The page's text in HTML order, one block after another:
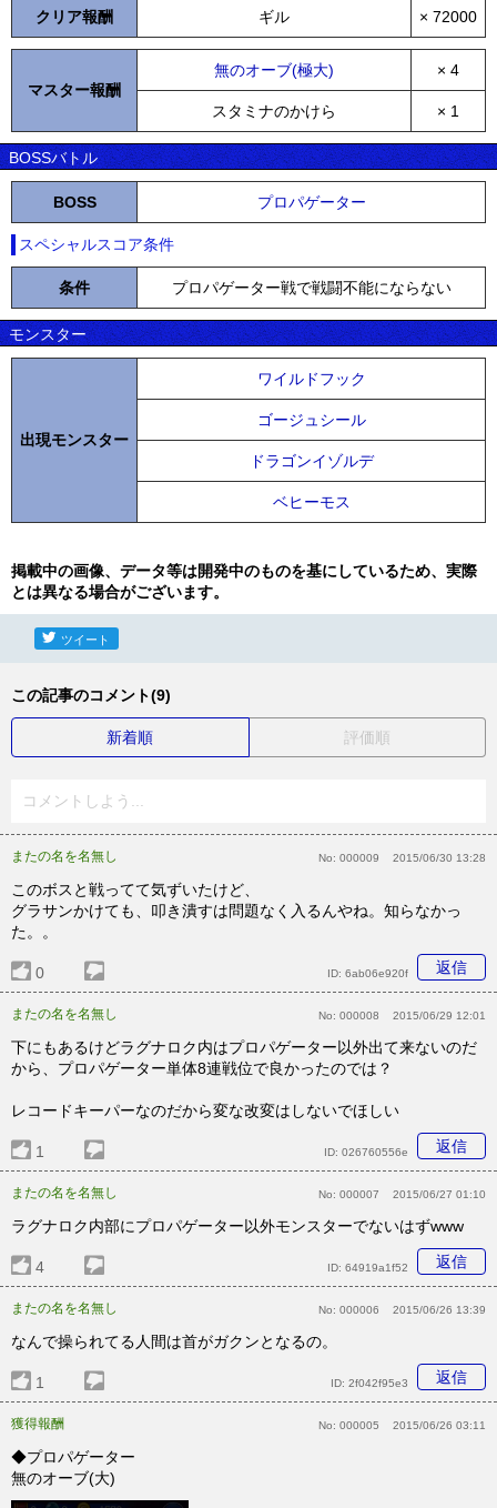
クリア報酬 ギル × 72000
マスター報酬
無のオーブ(極大) × 4
スタミナのかけら × 1
BOSSバトル
BOSS プロパゲーター
スペシャルスコア条件
条件 プロパゲーター戦で戦闘不能にならない
モンスター
出現モンスター
ワイルドフック
ゴージュシール
ドラゴンイゾルデ
ベヒーモス
掲載中の画像、データ等は開発中のものを基にしているため、実際
とは異なる場合がございます。
ツイート
この記事のコメント(9)
新着順 評価順
コメントしよう...
またの名を名無し No: 000009 2015/06/30 13:28
このボスと戦ってて気ずいたけど、
グラサンかけても、叩き潰すは問題なく入るんやね。知らなかっ
た。。
0 返信
ID: 6ab06e920f
またの名を名無し No: 000008 2015/06/29 12:01
下にもあるけどラグナロク内はプロパゲーター以外出て来ないのだ
から、プロパゲーター単体8連戦位で良かったのでは？
レコードキーパーなのだから変な改変はしないでほしい
1 返信
ID: 026760556e
またの名を名無し No: 000007 2015/06/27 01:10
ラグナロク内部にプロパゲーター以外モンスターでないはずwww
4 返信
ID: 64919a1f52
またの名を名無し No: 000006 2015/06/26 13:39
なんで操られてる人間は首がガクンとなるの。
1 返信
ID: 2f042f95e3
獲得報酬 No: 000005 2015/06/26 03:11
◆プロパゲーター
無のオーブ(大)